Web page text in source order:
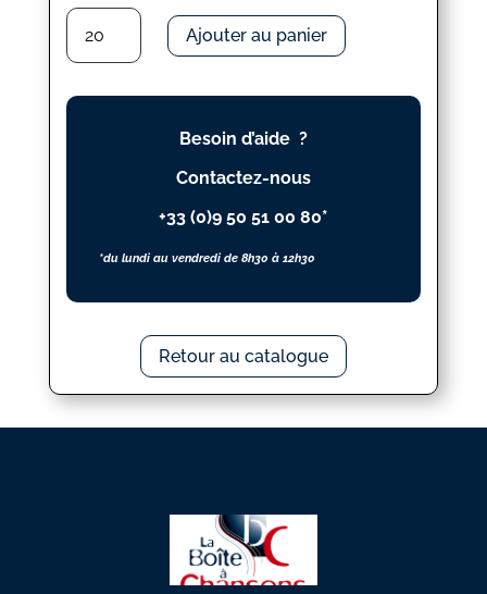
quantité
BALLADE
EN
Ajouter au panier
Besoin d’aide ?
Contactez-nous
+33 (0)9 50 51 00 80*
*du lundi au vendredi de 8h30 à 12h30
Retour au catalogue